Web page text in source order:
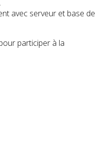
avec serveur et base de
participer à la